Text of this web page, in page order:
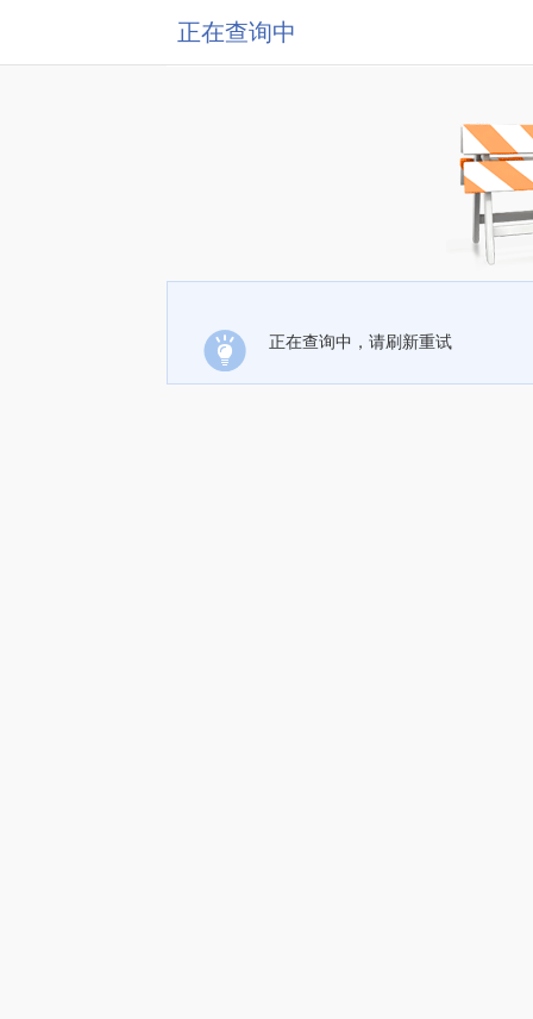
正在查询中
正在查询中，请刷新重试